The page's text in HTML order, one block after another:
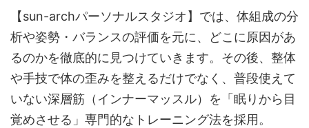
【sun-archパーソナルスタジオ】では、体組成の分
析や姿勢・バランスの評価を元に、どこに原因があ
るのかを徹底的に見つけていきます。その後、整体
や手技で体の歪みを整えるだけでなく、普段使えて
いない深層筋（インナーマッスル）を「眠りから目
覚めさせる」専門的なトレーニング法を採用。